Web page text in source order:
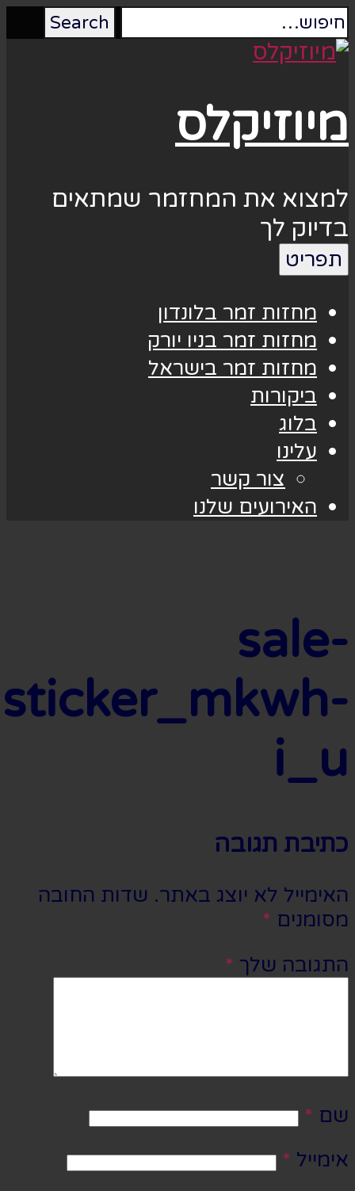
מיוזיקלס
למצוא את המחזמר שמתאים
בדיוק לך
תפריט
מחזות זמר בלונדון
מחזות זמר בניו יורק
מחזות זמר בישראל
ביקורות
בלוג
עלינו
צור קשר
האירועים שלנו
sale-
sticker_mkwh-
i_u
כתיבת תגובה
האימייל לא יוצג באתר. שדות החובה
מסומנים *
התגובה שלך *
שם *
אימייל *